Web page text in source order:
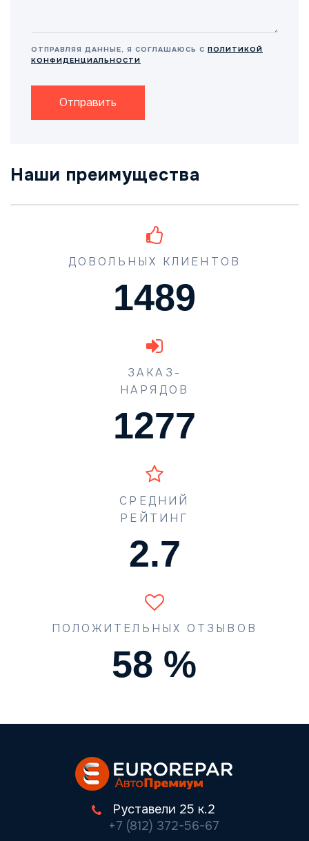
ОТПРАВЛЯЯ ДАННЫЕ, Я СОГЛАШАЮСЬ С ПОЛИТИКОЙ
КОНФИДЕНЦИАЛЬНОСТИ
Отправить
Наши преимущества
ДОВОЛЬНЫХ КЛИЕНТОВ
1489
ЗАКАЗ-
НАРЯДОВ
1631
СРЕДНИЙ
РЕЙТИНГ
3.4
ПОЛОЖИТЕЛЬНЫХ ОТЗЫВОВ
74 %
Руставели 25 к.2
+7 (812) 372-56-67